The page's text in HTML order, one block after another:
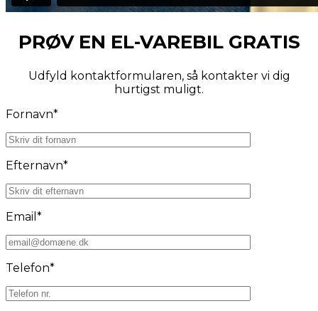
PRØV EN EL-VAREBIL GRATIS
Udfyld kontaktformularen, så kontakter vi dig
hurtigst muligt.
Fornavn*
Efternavn*
Email*
Telefon*